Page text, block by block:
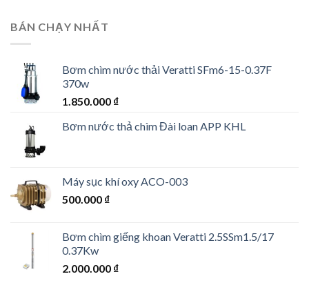
BÁN CHẠY NHẤT
Bơm chìm nước thải Veratti SFm6-15-0.37F
370w
1.850.000 ₫
Bơm nước thả chìm Đài loan APP KHL
Máy sục khí oxy ACO-003
500.000 ₫
Bơm chìm giếng khoan Veratti 2.5SSm1.5/17
0.37Kw
2.000.000 ₫